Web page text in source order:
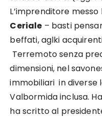
L’imprenditore
Ceriale – basti
beffati, aglki
Terremoto senza
dimensioni, nel
immobiliari in diverse
Valbormida inclusa.
ha scritto al